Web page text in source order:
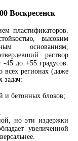
Воскресенск
пластификаторов.
высоким
основаниям,
раствор
-45 до +55 градусов.
регионах (даже
задач:
и бетонных блоков;
но эти издержки
увеличенной